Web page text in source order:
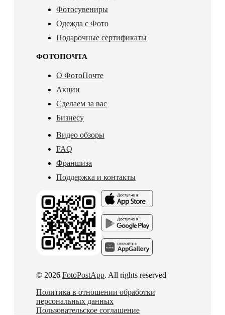
Фотосувениры
Одежда с Фото
Подарочные сертификаты
ФОТОПОЧТА
О ФотоПочте
Акции
Сделаем за вас
Бизнесу
Видео обзоры
FAQ
Франшиза
Поддержка и контакты
© 2026 FotoPostApp. All rights reserved
Политика в отношении обработки
персональных данных
Пользовательское соглашение